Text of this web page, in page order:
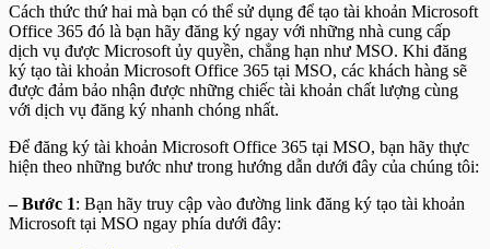
Cách thức thứ hai mà bạn có thể sử dụng để tạo tài khoản Microsoft
Office 365 đó là bạn hãy đăng ký ngay với những nhà cung cấp
dịch vụ được Microsoft ủy quyền, chẳng hạn như MSO. Khi đăng
ký tạo tài khoản Microsoft Office 365 tại MSO, các khách hàng sẽ
được đảm bảo nhận được những chiếc tài khoản chất lượng cùng
với dịch vụ đăng ký nhanh chóng nhất.
Để đăng ký tài khoản Microsoft Office 365 tại MSO, bạn hãy thực
hiện theo những bước như trong hướng dẫn dưới đây của chúng tôi:
– Bước 1: Bạn hãy truy cập vào đường link đăng ký tạo tài khoản
Microsoft tại MSO ngay phía dưới đây: